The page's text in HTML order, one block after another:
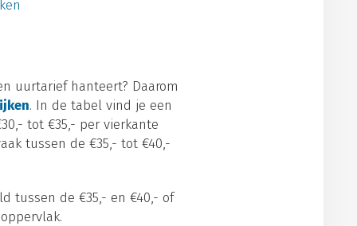
uurtarief hanteert? Daarom
. In de tabel vind je een
tot €35,- per vierkante
tussen de €35,- tot €40,-
tussen de €35,- en €40,- of